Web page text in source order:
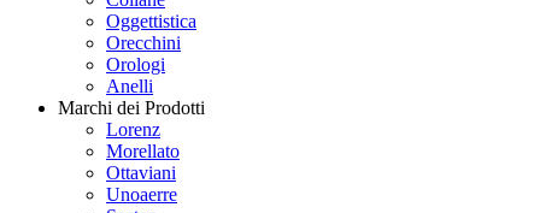
Oggettistica
Orecchini
Orologi
Anelli
Marchi dei Prodotti
Lorenz
Morellato
Ottaviani
Unoaerre